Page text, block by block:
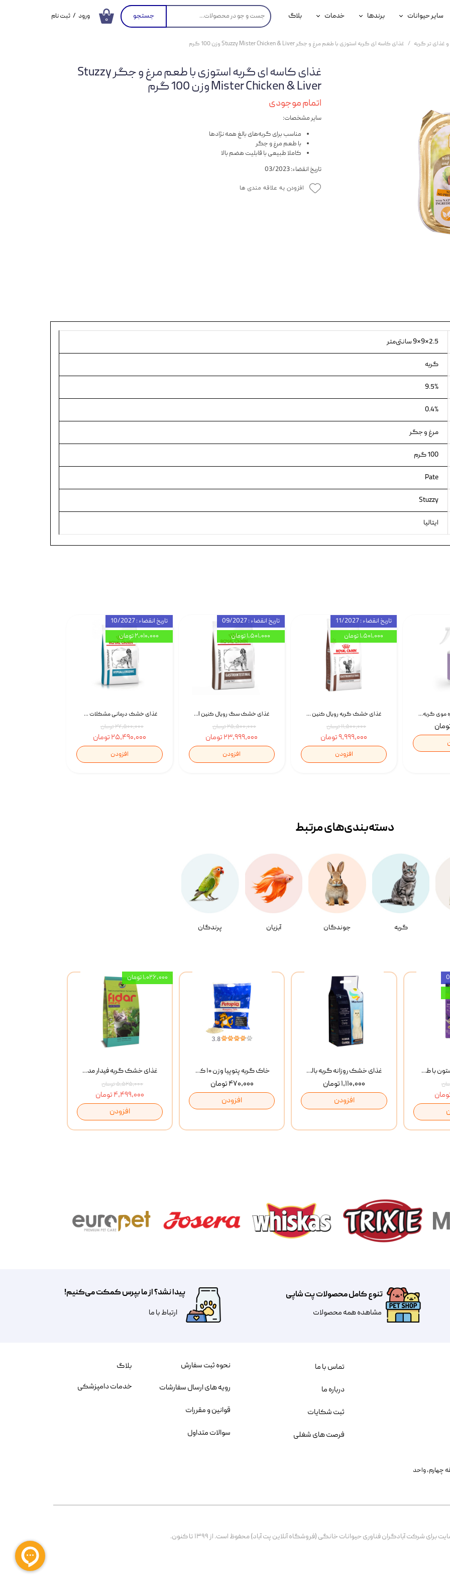
۰ جستجو سایر حیوانات
محصولات پرندگان
برندها
جوسرا
خدمات
خدمات آنلاین دامپزشکی
بلاگ ورود / ثبت نام
سفارشات
غذای تر گربه غذای کاسه ای گربه استوزی با طعم مرغ و جگر Stuzzy Mister Chicken & Liver وزن 100 گرم
غذای کاسه ای گربه استوزی با طعم مرغ و جگر Stuzzy
Mister Chicken & Liver وزن 100 گرم
اتمام موجودی
سایر مشخصات:
مناسب برای گربه‌های بالغ همه نژاد‌ها
با طعم مرغ و جگر
کاملا طبیعی با قابلیت هضم بالا
تاریخ انقضاء: 03/2023
افزودن به علاقه مندی ها
2.5×9×9 سانتی‌متر
گربه
9.5%
0.4%
مرغ و جگر
100 گرم
Pate
Stuzzy
ایتالیا
غذای خشک درمانی مشکلات گوارشی سگ رویال کنین Royal Canin Hypoallergenic وزن 7 کیلوگرم | پت استوک
۲۷,۵۰۰,۰۰۰ تومان
۲۵,۴۹۰,۰۰۰ تومان
افزودن
تاریخ انقضاء : 10/2027
۲,۰۱۰,۰۰۰ تومان
غذای خشک سگ رویال کنین Royal Canin Gastrointestinal وزن 7.5 کیلوگرم | پت استوک
۲۵,۵۰۰,۰۰۰ تومان
۲۳,۹۹۹,۰۰۰ تومان
افزودن
تاریخ انقضاء : 09/2027
۱,۵۰۱,۰۰۰ تومان
غذای خشک گربه رویال کنین Gastrointestinal Fibre Response وزن 2 کیلوگرم | پت استوک
۱۱,۵۰۰,۰۰۰ تومان
۹,۹۹۹,۰۰۰ تومان
افزودن
تاریخ انقضاء : 11/2027
۱,۵۰۱,۰۰۰ تومان
اسپری بازکننده گره موی گربه نئوپت Neopet Detangling Spray حجم 120 میلی گرم
گربه جوندگان آبزیان پرندگان
دسته‌بندی‌‌های مرتبط
غذای خشک گربه فیدار مدل Adult وزن 10 کیلوگرم
۵,۵۲۵,۰۰۰ تومان
۴,۴۹۹,۰۰۰ تومان
افزودن
۱,۰۲۶,۰۰۰ تومان
خاک گربه پتوپیا وزن ۱۰ کیلوگرم
۴۷۰,۰۰۰ تومان
افزودن
غذای خشک روزانه گربه بالغ مفید MoFeed Adult Daily Cat Food وزن 2 کیلوگرم
۱,۱۱۰,۰۰۰ تومان
افزودن
بستنی گربه وینستون با طعم مرغ و ماهی Winstone Chicken & Fish بسته 8 عددی
تنوع کامل محصولات پت شاپی
مشاهده همه محصولات
پیدا نشد؟ از ما بپرس کمکت می‌کنیم!
​​​ارتباط با ما
خیابان بنی هاشم پلاک ۲۰۲ ، طبقه چهارم، واحد
شرکت آبادگران فناوری حیوانات خانگی (فروشگاه آنلاین پت آباد) محفوظ است. از ۱۳۹۹ تا کنون.
نحوه ثبت سفارش
رویه های ارسال سفارشات
قوانین و مقررات
سوالات متداول
تماس با ما
درباره ما
ثبت شکایات
فرصت های شغلی
بلاگ
خدمات دامپزشکی